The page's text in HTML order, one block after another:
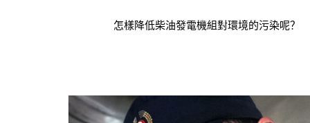
怎樣降低柴油發電機組對環境的污染呢？